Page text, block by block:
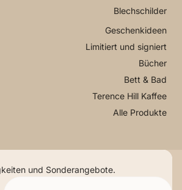
Blechschilder
Geschenkideen
Limitiert und signiert
Bücher
Bett & Bad
Terence Hill Kaffee
Alle Produkte
und Sonderangebote.